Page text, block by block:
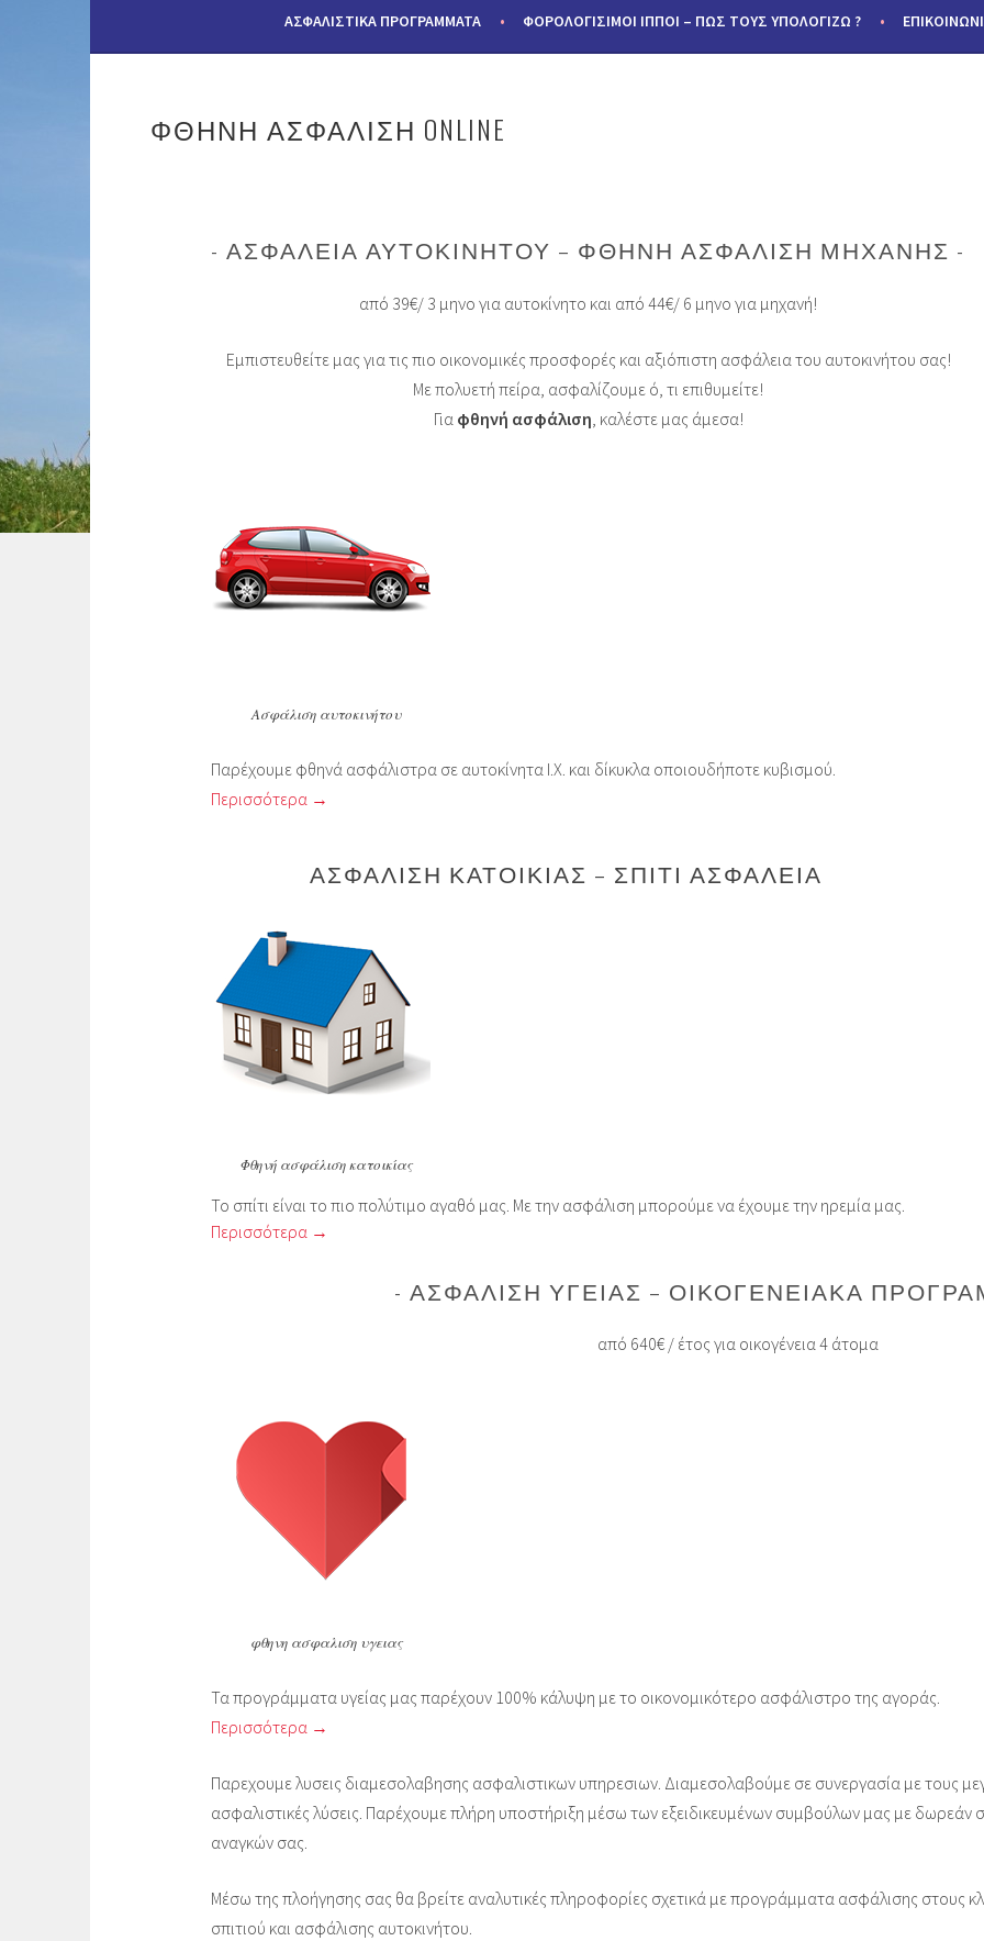
ΑΣΦΑΛΙΣΤΙΚΆ ΠΡΟΓΡΆΜΜΑΤΑ ΦΟΡΟΛΟΓΊΣΙΜΟΙ ΊΠΠΟΙ – ΠΩΣ ΤΟΥΣ ΥΠΟΛΟΓΙΖΩ ?
ΦΘΗΝΉ ΑΣΦΆΛΙΣΗ ONLINE
ΑΣΦΆΛΕΙΑ ΑΥΤΟΚΙΝΉΤΟΥ – ΦΘΗΝΉ ΑΣΦΆΛΙΣΗ ΜΗΧΑΝΉΣ
από 39€/ 3 μηνο για αυτοκίνητο και από 44€/ 6 μηνο για μηχανή!
Εμπιστευθείτε μας για τις πιο οικονομικές προσφορές και αξιόπιστη ασφάλεια του αυτοκινήτου σας!
Με πολυετή πείρα, ασφαλίζουμε ό, τι επιθυμείτε!
Για φθηνή ασφάλιση, καλέστε μας άμεσα!
Ασφάλιση αυτοκινήτου
Παρέχουμε φθηνά ασφάλιστρα σε αυτοκίνητα Ι.Χ. και δίκυκλα οποιουδήποτε κυβισμού.
Περισσότερα →
ΑΣΦΆΛΙΣΗ ΚΑΤΟΙΚΊΑΣ – ΣΠΊΤΙ ΑΣΦΆΛΕΙΑ
Φθηνή ασφάλιση κατοικίας
Το σπίτι είναι το πιο πολύτιμο αγαθό μας. Με την ασφάλιση μπορούμε να έχουμε την ηρεμία μας.
Περισσότερα →
ΑΣΦΆΛΙΣΗ ΥΓΕΊΑΣ – ΟΙΚΟΓΕΝΕΙΑΚΆ
από 640€ / έτος για οικογένεια 4 άτομα
φθηνη ασφαλιση υγειας
Τα προγράμματα υγείας μας παρέχουν 100% κάλυψη με το οικονομικότερο ασφάλιστρο της αγοράς.
Περισσότερα →
Παρεχουμε λυσεις διαμεσολαβησης ασφαλιστικων υπηρεσιων. Διαμεσολαβούμε σε συνεργασία με τους
ασφαλιστικές λύσεις. Παρέχουμε πλήρη υποστήριξη μέσω των εξειδικευμένων συμβούλων μας με δωρεάν
αναγκών σας.
Μέσω της πλοήγησης σας θα βρείτε αναλυτικές πληροφορίες σχετικά με προγράμματα ασφάλισης στους
σπιτιού και ασφάλισης αυτοκινήτου.